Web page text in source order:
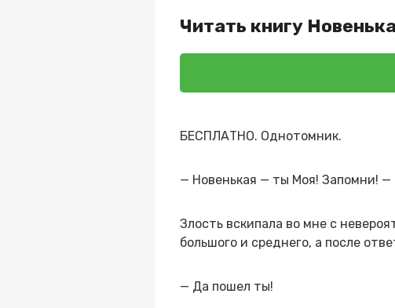
Читать книгу
БЕСПЛАТНО. Однотомник.
— Новенькая — ты Моя! Запомни! —
Злость вскипала во мне с
большого и среднего, а после
— Да пошел ты!